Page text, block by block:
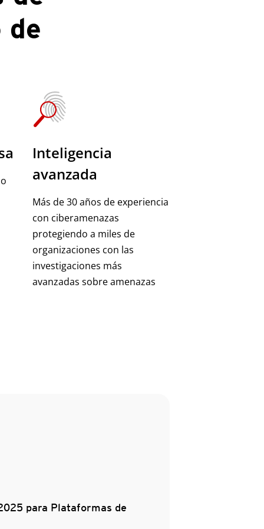
de
Inteligencia
avanzada
Más de 30 años de experiencia
con ciberamenazas
protegiendo a miles de
organizaciones con las
investigaciones más
avanzadas sobre amenazas
para Plataformas de